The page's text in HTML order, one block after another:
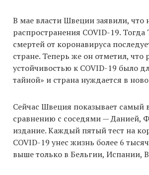
В мае власти Швеции заявили, что
распространения COVID-19.
смертей от коронавируса
стране. Теперь же он отметил, что
устойчивостью к COVID-19 было
тайной» и страна нуждается в
Сейчас Швеция показывает самый
сравнению с соседями — Данией,
издание. Каждый пятый тест на
COVID-19 унес жизнь более 6
выше только в Бельгии, Испании,